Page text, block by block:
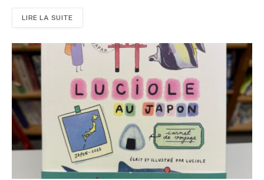
LIRE LA SUITE